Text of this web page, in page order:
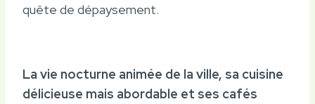
quête de dépaysement.
La vie nocturne animée de la ville, sa cuisine
délicieuse mais abordable et ses cafés